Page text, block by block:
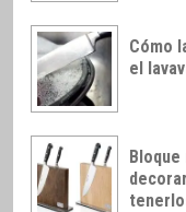
Cómo
el